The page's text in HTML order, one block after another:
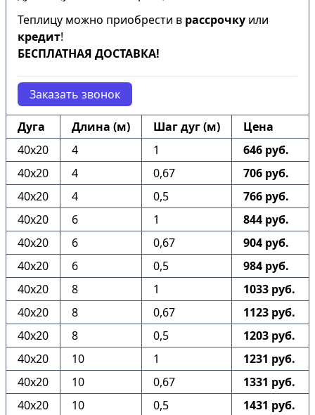
Теплицу можно приобрести в рассрочку или
кредит!
БЕСПЛАТНАЯ ДОСТАВКА!
Заказать звонок
Дуга Длина (м) Шаг дуг (м)
Цена
40х20
4 1
646 руб.
40х20
4 0,67
706 руб.
40х20
4 0,5
766 руб.
40х20
6 1
844 руб.
40х20
6 0,67
904 руб.
40х20
6 0,5
984 руб.
40х20
8 1
1033 руб.
40х20
8 0,67
1123 руб.
40х20
8 0,5
1203 руб.
40х20
10 1
1231 руб.
40х20
10 0,67
1331 руб.
40х20
10 0,5 1431 руб.